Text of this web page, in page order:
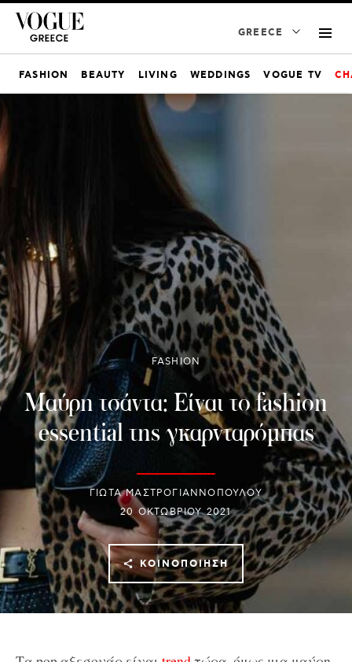
GREECE
FASHION BEAUTY LIVING WEDDINGS VOGUE TV
FASHION
Μαύρη τσάντα: Είναι το fashion
essential της γκαρνταρόμπας
ΓΙΩΤΑ ΜΑΣΤΡΟΓΙΑΝΝΟΠΟΥΛΟΥ
20 ΟΚΤΩΒΡΊΟΥ 2021
ΚΟΙΝΟΠΟΊΗΣΗ